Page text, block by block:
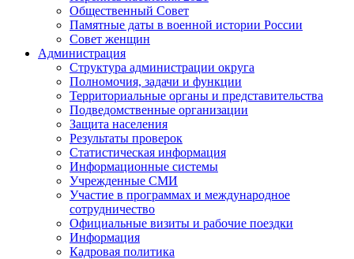
Общественный Совет
Памятные даты в военной истории России
Совет женщин
Администрация
Структура администрации округа
Полномочия, задачи и функции
Территориальные органы и представительства
Подведомственные организации
Защита населения
Результаты проверок
Статистическая информация
Информационные системы
Учрежденные СМИ
Участие в программах и международное
сотрудничество
Официальные визиты и рабочие поездки
Информация
Кадровая политика